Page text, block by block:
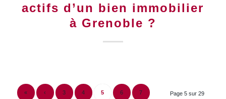
actifs d’un bien immobilier
à Grenoble ?
Page 5 sur 29
« ‹ 3 4 5 6 7